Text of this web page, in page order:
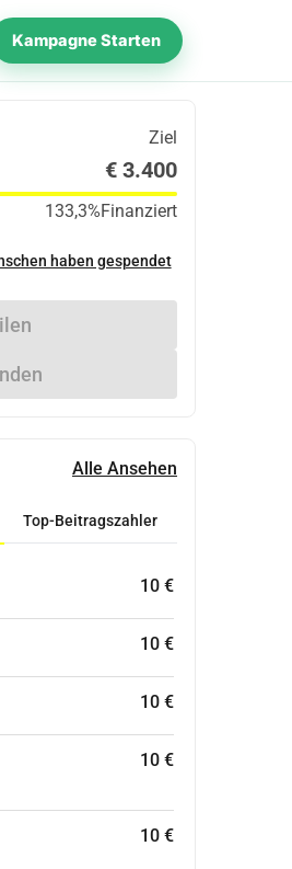
Kampagne Starten
Ziel
€ 3.400
133,3%Finanziert
haben gespendet
Alle Ansehen
Top-Beitragszahler
10 €
10 €
10 €
10 €
10 €